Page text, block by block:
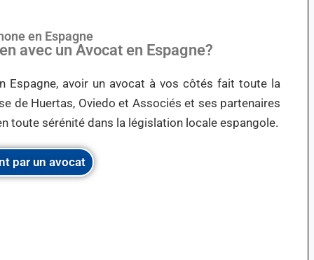
en Espagne
avec un Avocat en Espagne?
Espagne, avoir un avocat à vos côtés fait toute la
de Huertas, Oviedo et Associés et ses partenaires
toute sérénité dans la législation locale espangole.
par un avocat